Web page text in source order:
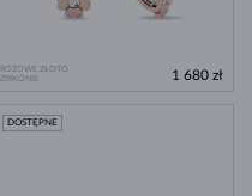
RÓŻOWE ZŁOTO
ZIRKÓNIE
1 680 zł
DOSTĘPNE